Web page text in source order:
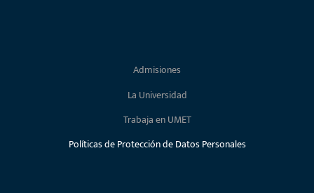
Admisiones
La Universidad
Trabaja en UMET
Políticas de Protección de Datos Personales